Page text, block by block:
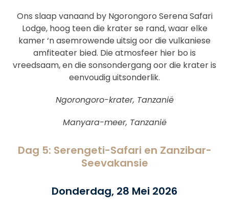
Ons slaap vanaand by Ngorongoro Serena Safari
Lodge, hoog teen die krater se rand, waar elke
kamer ‘n asemrowende uitsig oor die vulkaniese
amfiteater bied. Die atmosfeer hier bo is
vreedsaam, en die sonsondergang oor die krater is
eenvoudig uitsonderlik.
Ngorongoro-krater, Tanzanië
Manyara-meer, Tanzanië
Dag 5: Serengeti-Safari en Zanzibar-
Seevakansie
Donderdag, 28 Mei 2026